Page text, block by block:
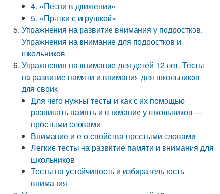
4. «Песни в движении»
5. «Прятки с игрушкой»
Упражнения на развитие внимания у подростков.
Упражнения на внимание для подростков и
школьников
Упражнения на внимание для детей 12 лет. Тесты
на развитие памяти и внимания для школьников
для своих
Для чего нужны тесты и как с их помощью
развивать память и внимание у школьников —
простыми словами
Внимание и его свойства простыми словами
Легкие тесты на развитие памяти и внимания для
школьников
Тесты на устойчивость и избирательность
внимания